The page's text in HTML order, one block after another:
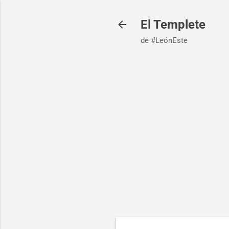
El Templete
de #LeónEste